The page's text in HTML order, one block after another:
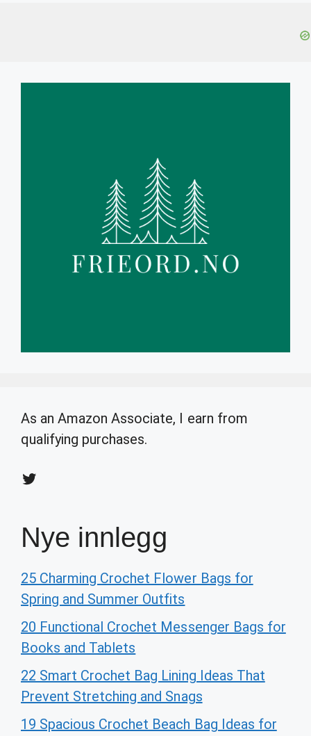
As an Amazon Associate, I earn from
qualifying purchases.
Twitter
Nye innlegg
25 Charming Crochet Flower Bags for
Spring and Summer Outfits
20 Functional Crochet Messenger Bags for
Books and Tablets
22 Smart Crochet Bag Lining Ideas That
Prevent Stretching and Snags
19 Spacious Crochet Beach Bag Ideas for